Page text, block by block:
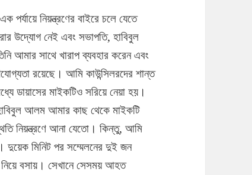
নিয়ন্ত্রণের বাইরে চলে যেতে
উদ্যোগ নেই এবং সভাপতি, হাবিবুল
আমার সাথে খারাপ ব্যবহার করেন এবং
রয়েছে। আমি কাউন্সিলরদের শান্ত
ডায়াসের মাইকটিও সরিয়ে নেয়া হয়।
আলম আমার কাছ থেকে মাইকটি
নিয়ন্ত্রণে আনা যেতো। কিন্তু, আমি
দুয়েক মিনিট পর সম্মেলনের দুই জন
বসায়। সেখানে সেসময় আহত